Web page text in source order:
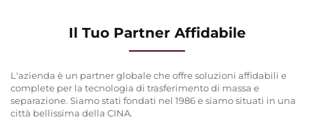
Il Tuo Partner Affidabile
L'azienda è un partner globale che offre soluzioni affidabili e
complete per la tecnologia di trasferimento di massa e
separazione. Siamo stati fondati nel 1986 e siamo situati in una
città bellissima della CINA.